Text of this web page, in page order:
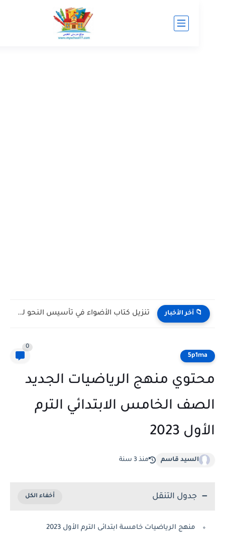
آخر الأخبار تحميل كتاب المعاصر إنجليزي تالتة ثانوي ترم أول 2027...
منهج الرياضيات الجديد
الخامس الابتدائي الترم
2023
السيد قاسم منذ 3 سنة
جدول التنقل
منهج الرياضيات خامسة ابتدائى الترم الأول 2023